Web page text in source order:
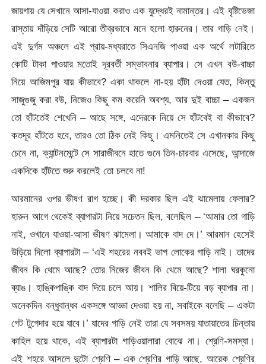
জায়গায় যে সেখানে আসা-যাওয়া করাও এক যুদ্ধেরই নামান্তর। এই বৃষ্টিভেজা
রাস্তায় দাঁড়িয়ে সেটি আরো তীব্রভাবে মনে হলো হারুনের। তার গাড়ি নেই।
এই দুর্গম অঞ্চলে এই প্রায়-মধ্যরাতে সিএনজি পাওয়া এক অর্থে লটারিতে
কোটি টাকা পাওয়ার মতোই দূরবর্তী সম্ভাবনার ব্যাপার। সে এখন বউ-বাচ্চা
নিয়ে আজিমপুর যায় কীভাবে? একা থাকলে না-হয় হাঁটা দেওয়া যেত, কিন্তু
সাজুগুজু করা বউ, নিজেও কিছু কম করেনি অবশ্য, আর দুই বাচ্চা – একজন
তো হাঁটতেই শেখেনি – আছে সঙ্গে, এদেরকে নিয়ে সে হাঁটবেই বা কীভাবে?
কতদূর হাঁটতে হবে, তারও তো ঠিক নেই কিছু। এমনিতেই সে এখানকার কিছু
চেনে না, ক্যান্টনমেন্টে সে সারাজীবনে হাতে গুনে তিন-চারবার এসেছে, আন্দাজে
একদিকে হাঁটতে শুরু করলেই তো চলবে না!
আরমানের ওপর ভীষণ রাগ হচ্ছে। কী দরকার ছিল এই ঝামেলায় ফেলার?
হারুন আগে থেকেই ব্যাপারটা নিয়ে সচেতন ছিল, বলেছিল – ‘আমার তো গাড়ি
নাই, ওখানে যাওয়া-আসা ভীষণ ঝামেলা। আমাকে বাদ দে।’ আরমান হেসেই
উড়িয়ে দিলো ব্যাপারটা – ‘এই শহরের নববই ভাগ লোকের গাড়ি নাই। তাদের
জীবন কি থেমে আছে? তোর নিজের জীবন কি থেমে আছে? শালা ঘরকুনো
ব্যাঙ। হাঙ্কিপাঙ্কি বাদ দিয়ে চলে আয়। শালির বিয়ে-টিয়ে বড় ব্যাপার না।
অনেকদিন বন্ধুবান্ধব একসঙ্গে আড্ডা দেওয়া হয় না, সবাইকে বলেছি – একটা
গেট টুগেদার হয়ে যাবে।’ যাদের গাড়ি নেই তারা যে সবসময় যাতায়াতের চিন্তায়
কাহিল হয়ে থাকে, এই ব্যাপারটা গাড়িওয়ালারা বোঝে না। শ্রেণি-সমস্যা।
এই শহরে আসলে দুটো শ্রেণি – এক শ্রেণির গাড়ি আছে, আরেক শ্রেণির